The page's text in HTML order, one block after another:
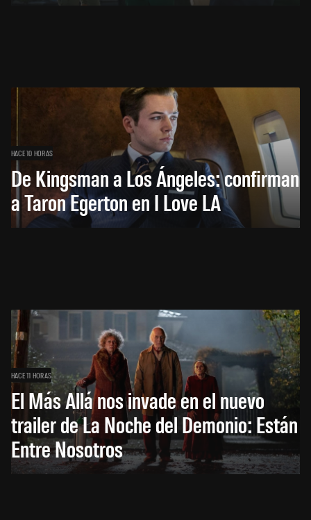
HACE 10 HORAS
De Kingsman a Los Ángeles: confirman
a Taron Egerton en I Love LA
HACE 11 HORAS
El Más Allá nos invade en el nuevo
trailer de La Noche del Demonio: Están
Entre Nosotros